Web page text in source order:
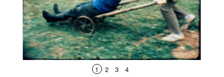
1 2 3 4